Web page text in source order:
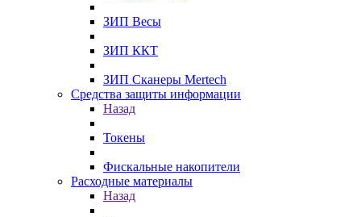
ЗИП Весы
ЗИП ККТ
ЗИП Сканеры Mertech
Средства защиты информации
Назад
Токены
Фискальные накопители
Расходные материалы
Назад